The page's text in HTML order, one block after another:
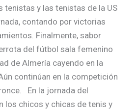
tenistas y las tenistas de la US
contando por victorias
Finalmente, sabor
del fútbol sala femenino
de Almería cayendo en la
continúan en la competición
En la jornada del
los chicos y chicas de tenis y